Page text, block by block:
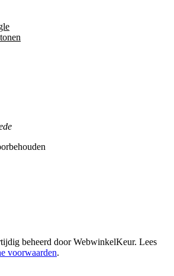
beheerd doorWebwinkelKeur. Lees
voorwaarden.